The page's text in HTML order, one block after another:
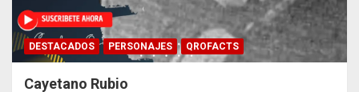
DESTACADOS PERSONAJES QROFACTS
Cayetano Rubio